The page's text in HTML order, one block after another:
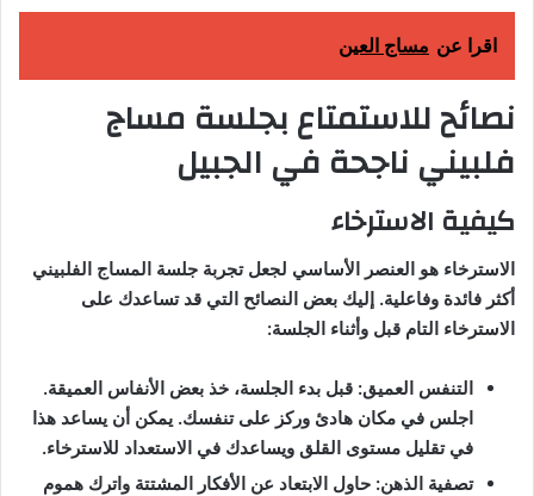
اقرا عن مساج العين
نصائح للاستمتاع بجلسة مساج
فلبيني ناجحة في الجبيل
كيفية الاسترخاء
الاسترخاء هو العنصر الأساسي لجعل تجربة جلسة المساج الفلبيني
أكثر فائدة وفاعلية. إليك بعض النصائح التي قد تساعدك على
الاسترخاء التام قبل وأثناء الجلسة:
التنفس العميق: قبل بدء الجلسة، خذ بعض الأنفاس العميقة.
اجلس في مكان هادئ وركز على تنفسك. يمكن أن يساعد هذا
في تقليل مستوى القلق ويساعدك في الاستعداد للاسترخاء.
تصفية الذهن: حاول الابتعاد عن الأفكار المشتتة واترك هموم